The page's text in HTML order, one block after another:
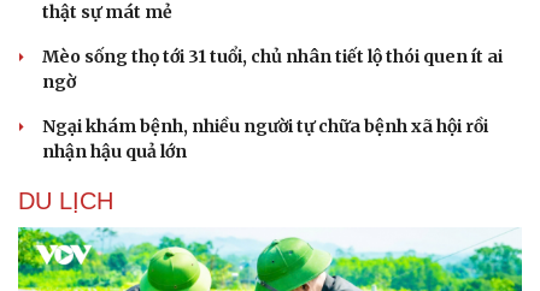
thật sự mát mẻ
Mèo sống thọ tới 31 tuổi, chủ nhân tiết lộ thói quen ít ai
ngờ
Ngại khám bệnh, nhiều người tự chữa bệnh xã hội rồi
nhận hậu quả lớn
DU LỊCH